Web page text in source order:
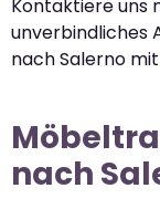
Kontaktiere uns
unverbindliches
nach Salerno
nach